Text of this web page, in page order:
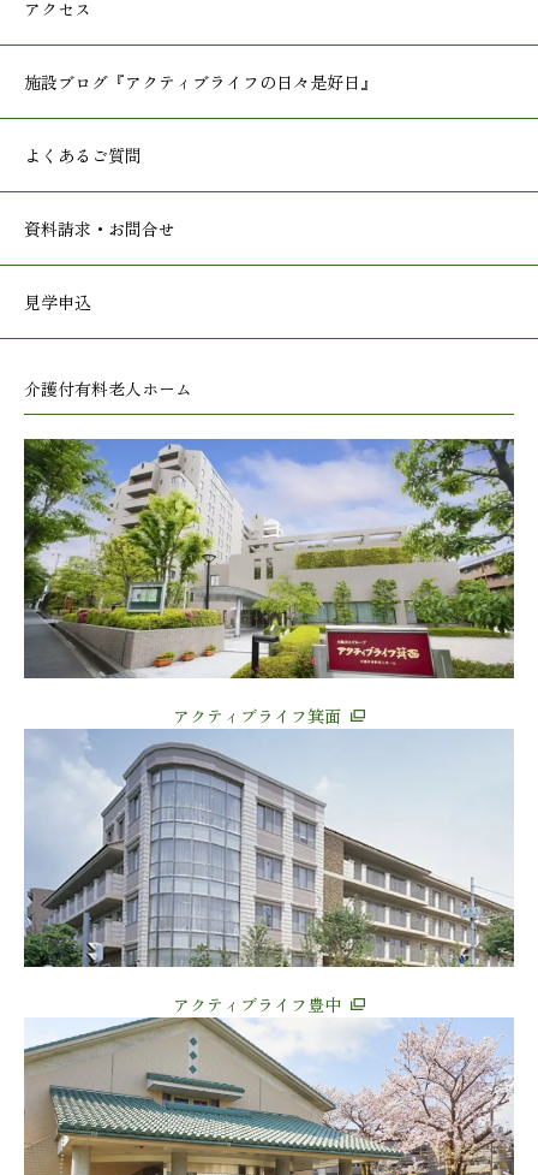
アクセス
施設ブログ 『アクティブライフの日々是好日』
よくあるご質問
資料請求・お問合せ
見学申込
介護付有料老人ホーム
アクティブライフ箕面
アクティブライフ豊中